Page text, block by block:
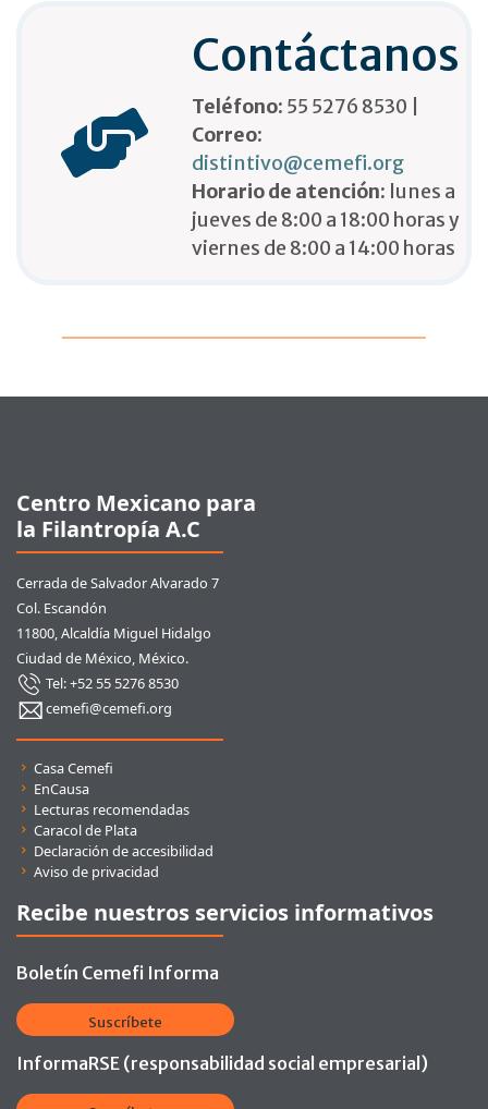
Contáctanos
Teléfono: 55 5276 8530 |
Correo:
distintivo@cemefi.org
Horario de atención: lunes a
jueves de 8:00 a 18:00 horas y
viernes de 8:00 a 14:00 horas
Centro Mexicano para
la Filantropía A.C
Cerrada de Salvador Alvarado 7
Col. Escandón
11800, Alcaldía Miguel Hidalgo
Ciudad de México, México.
Tel: +52 55 5276 8530
cemefi@cemefi.org
Enlaces rápidos
Casa Cemefi
EnCausa
Lecturas recomendadas
Caracol de Plata
Declaración de accesibilidad
Aviso de privacidad
Recibe nuestros servicios informativos
Boletín Cemefi Informa
Suscríbete
InformaRSE (responsabilidad social empresarial)